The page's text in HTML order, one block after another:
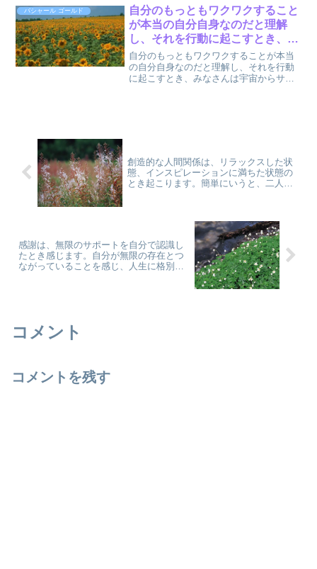
のは「現実の経験」でしかないのです。
「無条件の愛」だけが唯一...
バシャール ゴールド
自分のもっともワクワクすること
が本当の自分自身なのだと理解
し、それを行動に起こすとき、み
なさんは宇宙からサポートされ
て、努力なしにそれをすることが
できるのです。 : バシャール ゴー
自分のもっともワクワクすることが本当
の自分自身なのだと理解し、それを行動
に起こすとき、みなさんは宇宙からサポ
創造的な人間関係は、リラックスした状
態、インスピレーションに満ちた状態の
とき起こります。簡単にいうと、二人で
感謝は、無限のサポートを自分で認識し
たとき感じます。自分が無限の存在とつ
ながっていることを感じ、人生に格別な
コメント
コメントを残す